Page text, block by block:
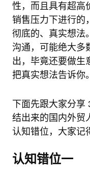
性，而且具有超高
销售压力下进行的
彻底的、真实想法
沟通，可能绝大多
出，毕竟还要做生
把真实想法告诉你。
下面先跟大家分享
结出来的国内外贸
认知错位，大家记
认知错位一